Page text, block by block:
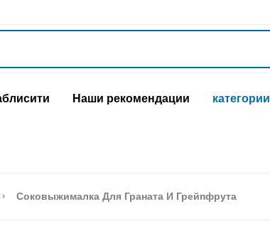
Наши рекомендации категории
Соковыжималка Для Граната И Грейпфрута